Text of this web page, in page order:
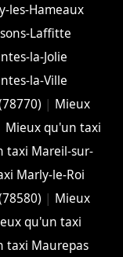
les-Hameaux
Laffitte
la-Jolie
la-Ville
| Mieux
Mieux qu'un taxi
taxi Mareil-sur-
Marly-le-Roi
| Mieux
qu'un taxi
taxi Maurepas